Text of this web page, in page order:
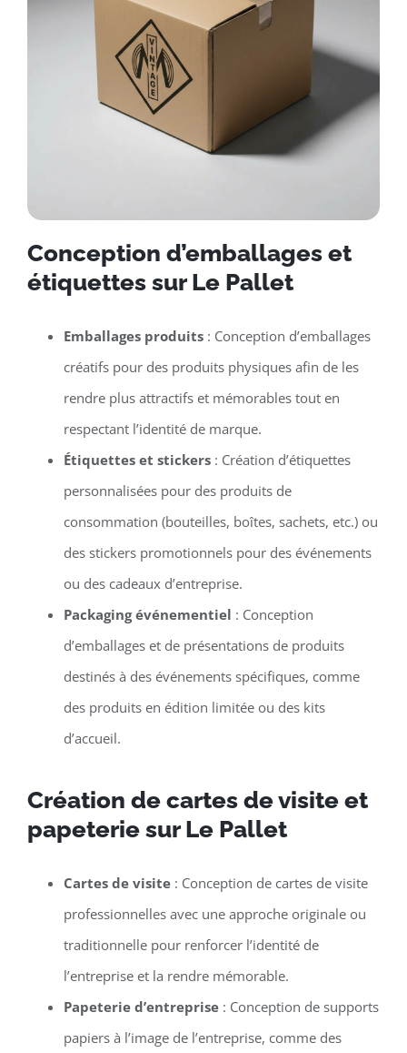
Conception d’emballages et
étiquettes sur Le Pallet
Emballages produits: Conception d’emballages
créatifs pour des produits physiques afin de les
rendre plus attractifs et mémorables tout en
respectant l’identité de marque.
Étiquettes et stickers: Création d’étiquettes
personnalisées pour des produits de
consommation (bouteilles, boîtes, sachets, etc.) ou
des stickers promotionnels pour des événements
ou des cadeaux d’entreprise.
Packaging événementiel : Conception
d’emballages et de présentations de produits
destinés à des événements spécifiques, comme
des produits en édition limitée ou des kits
d’accueil.
Création de cartes de visite et
papeterie sur Le Pallet
Cartes de visite: Conception de cartes de visite
professionnelles avec une approche originale ou
traditionnelle pour renforcer l’identité de
l’entreprise et la rendre mémorable.
Papeterie d’entreprise: Conception de supports
papiers à l’image de l’entreprise, comme des